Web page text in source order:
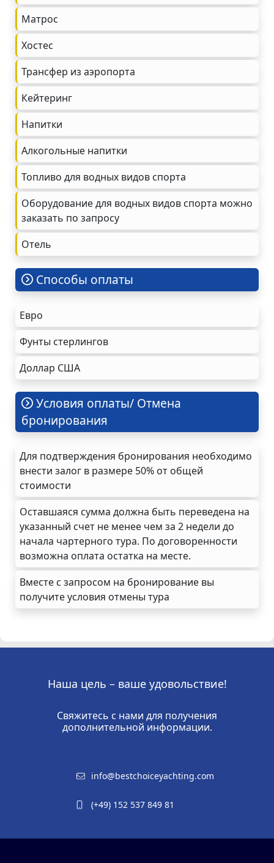
Матрос
Хостес
Трансфер из аэропорта
Кейтеринг
Напитки
Алкогольные напитки
Топливо для водных видов спорта
Оборудование для водных видов спорта можно
заказать по запросу
Oтель
Cпособы оплаты
Евро
Фунты стерлингов
Доллар США
Условия оплаты/ Отмена
бронирования
Для подтверждения бронирования необходимо
внести залог в размере 50% от общей
стоимости
Оставшаяся сумма должна быть переведена на
указанный счет не менее чем за 2 недели до
начала чартерного тура. По договоренности
возможна оплата остатка на месте.
Вместе с запросом на бронирование вы
получите условия отмены тура
Наша цель – ваше удовольствие!
Свяжитесь с нами для получения
дополнительной информации.
info@bestchoiceyachting.com
(+49) 152 537 849 81